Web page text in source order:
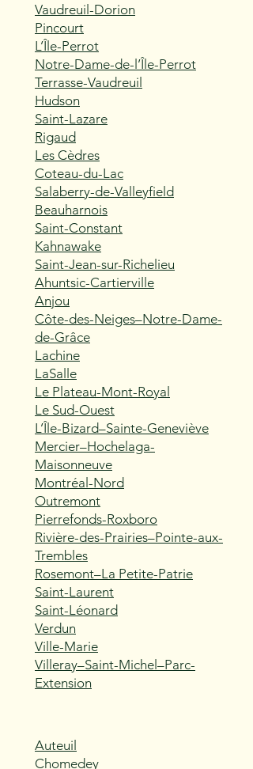
Vaudreuil-Dorion
Pincourt
L’Île-Perrot
Notre-Dame-de-l’Île-Perrot
Terrasse-Vaudreuil
Hudson
Saint-Lazare
Rigaud
Les Cèdres
Coteau-du-Lac
Salaberry-de-Valleyfield
Beauharnois
Saint-Constant
Kahnawake
Saint-Jean-sur-Richelieu
Ahuntsic-Cartierville
Anjou
Côte-des-Neiges–Notre-Dame-
de-Grâce
Lachine
LaSalle
Le Plateau-Mont-Royal
Le Sud-Ouest
L’Île-Bizard–Sainte-Geneviève
Mercier–Hochelaga-
Maisonneuve
Montréal-Nord
Outremont
Pierrefonds-Roxboro
Rivière-des-Prairies–Pointe-aux-
Trembles
Rosemont–La Petite-Patrie
Saint-Laurent
Saint-Léonard
Verdun
Ville-Marie
Villeray–Saint-Michel–Parc-
Extension
Auteuil
Chomedey